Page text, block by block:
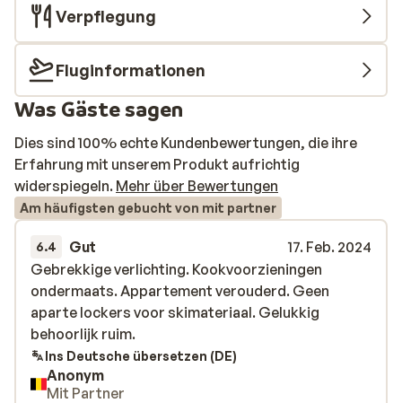
Verpflegung
Fluginformationen
Was Gäste sagen
Dies sind 100% echte Kundenbewertungen, die ihre
Erfahrung mit unserem Produkt aufrichtig
widerspiegeln. Mehr über Bewertungen
Am häufigsten gebucht von mit partner
6.4 Gut
17. Feb. 2024
Gebrekkige verlichting. Kookvoorzieningen
ondermaats. Appartement verouderd. Geen
aparte lockers voor skimateriaal. Gelukkig
behoorlijk ruim.
Gebrekkige verlichting. Kookvoorzieningen
ondermaats. Appartement verouderd. Geen
aparte lockers voor skimateriaal. Gelukkig
behoorlijk ruim.
Ins Deutsche übersetzen (DE)
Anonym
Mit Partner